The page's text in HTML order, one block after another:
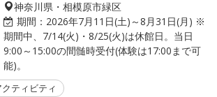
神奈川県・相模原市緑区
期間： 2026年7月11日(土)～8月31日(月) ※
期間中、7/14(火)・8/25(火)は休館日。当日
9:00～15:00の間髄時受付(体験は17:00まで可
能)。
ティビティ